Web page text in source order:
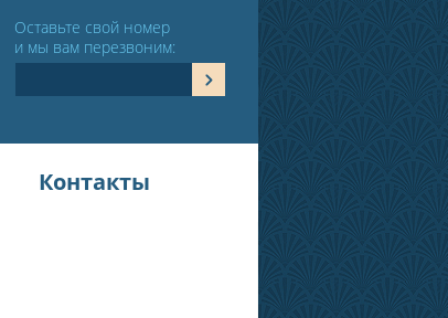
Оставьте свой номер
и мы вам перезвоним:
Контакты